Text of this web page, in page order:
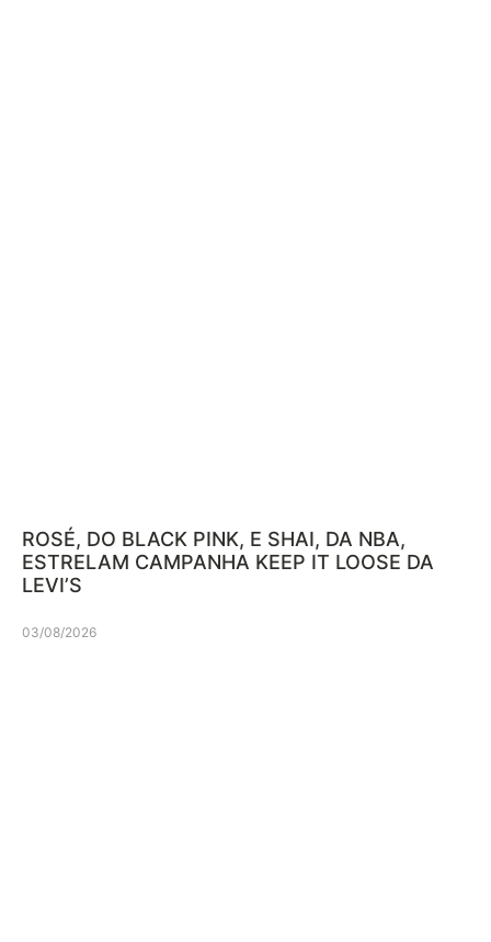
ROSÉ, DO BLACK PINK, E SHAI, DA NBA,
ESTRELAM CAMPANHA KEEP IT LOOSE DA
LEVI’S
03/08/2026